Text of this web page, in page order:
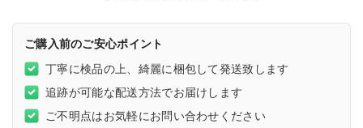
ご購入前のご安心ポイント
丁寧に検品の上、綺麗に梱包して発送致します
追跡が可能な配送方法でお届けします
ご不明点はお気軽にお問い合わせください